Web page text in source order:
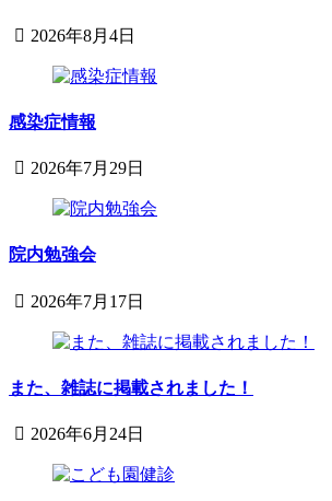
2026年8月4日
月
日
科
児
院
感染症情報
2026年7月29日
月
日
院内勉強会
2026年7月17日
月
日
科
児
また、雑誌に掲載されました！
2026年6月24日